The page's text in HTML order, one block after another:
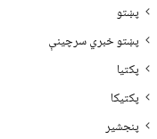
پښتو
پښتو خبري سرچينې
پکتيا
پکتیکا
پنجشیر